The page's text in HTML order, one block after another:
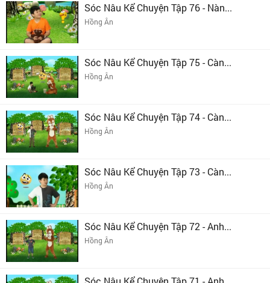
Sóc Nâu Kể Chuyện Tập 76 - Nàn...
Hồng Ân
Sóc Nâu Kể Chuyện Tập 75 - Càn...
Hồng Ân
Sóc Nâu Kể Chuyện Tập 74 - Càn...
Hồng Ân
Sóc Nâu Kể Chuyện Tập 73 - Càn...
Hồng Ân
Sóc Nâu Kể Chuyện Tập 72 - Anh...
Hồng Ân